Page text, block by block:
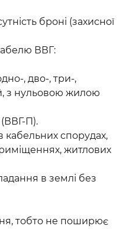
броні (захисної
ВВГ:
, дво-, три-,
з нульовою жилою
П).
кабельних спорудах,
житлових
в землі без
тобто не поширює